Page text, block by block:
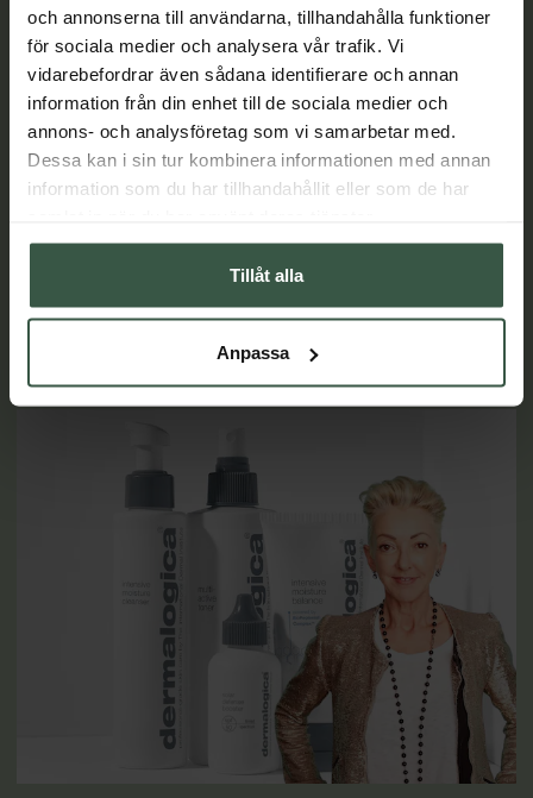
och annonserna till användarna, tillhandahålla funktioner
för sociala medier och analysera vår trafik. Vi
vidarebefordrar även sådana identifierare och annan
information från din enhet till de sociala medier och
annons- och analysföretag som vi samarbetar med.
Dessa kan i sin tur kombinera informationen med annan
information som du har tillhandahållit eller som de har
Tillåt alla
Anpassa
Varför C-vitamin i hudvård?
Du känner förmodligen till att vitamin C är viktig för vår
hälsa, men visste du att detta vitamin också kan vara en
superhjälte för din hud? Att applicera stabiliserat, och
skydd för dina hudceller, samtidigt som det bygger upp
mer fukt, ger dig slätare struktur och inte minst - massor
LÄS MER